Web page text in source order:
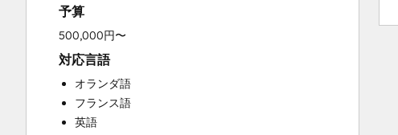
Full Inbound Marketing Services
Knowledge Base Development
Paid Advertising
Programmable Automation
Sales and Marketing Alignment
Sales Coaching and Training
Sales Enablement
予算
500,000円〜
対応言語
オランダ語
フランス語
英語